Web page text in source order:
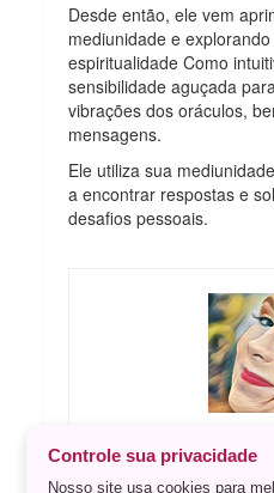
Desde então, ele vem
mediunidade e
espiritualidade Como
sensibilidade aguçada
vibrações dos oráculos,
mensagens.
Ele utiliza sua
a encontrar respostas e
desafios pessoais.
Katrina
Controle sua privacidade
Nosso site usa cookies para